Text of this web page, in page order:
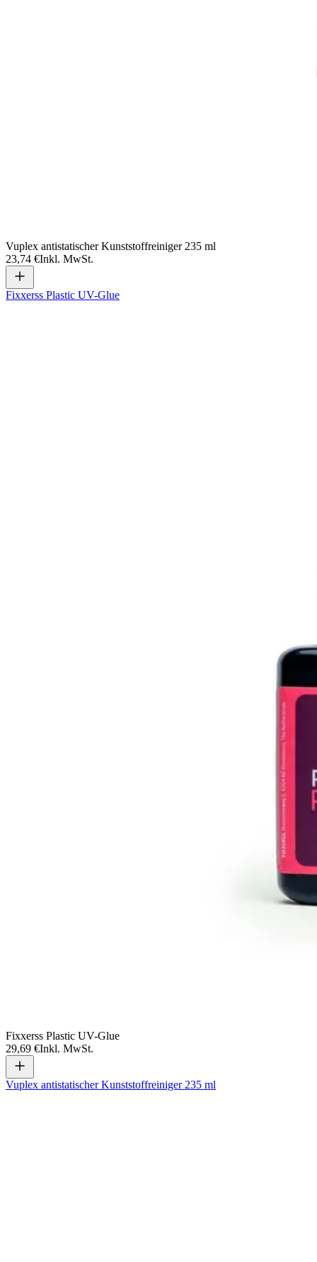
Vuplex antistatischer Kunststoffreiniger 235 ml
23,74 €Inkl. MwSt.
Fixxerss Plastic UV-Glue
Fixxerss Plastic UV-Glue
29,69 €Inkl. MwSt.
Vuplex antistatischer Kunststoffreiniger 235 ml